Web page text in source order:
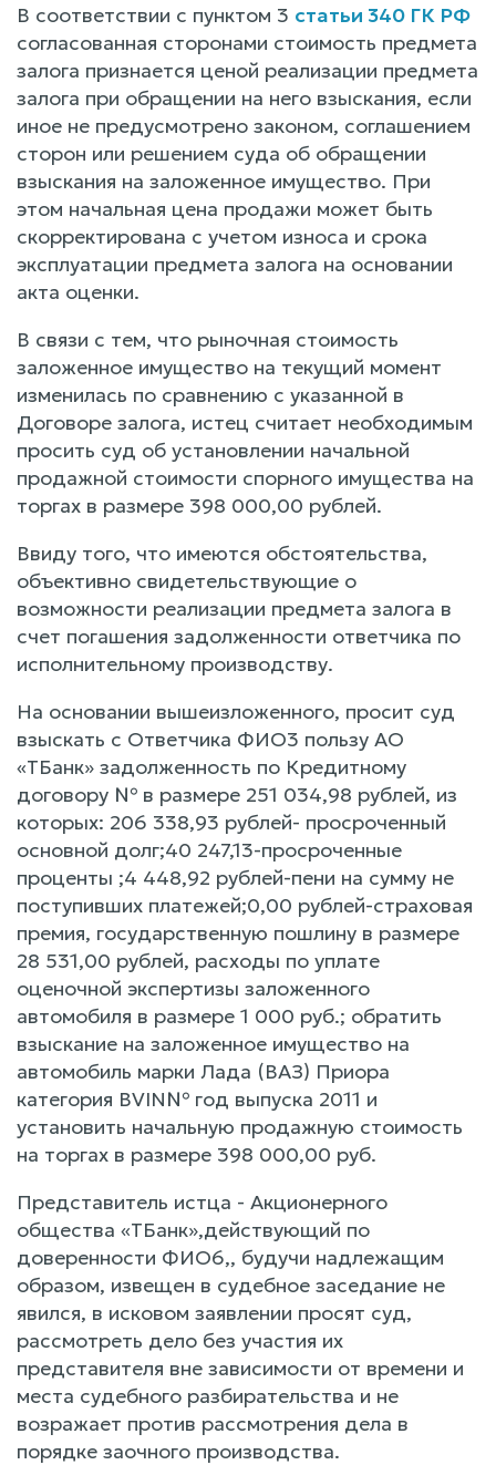
В соответствии с пунктом 3 статьи 340 ГК РФ
согласованная сторонами стоимость предмета
залога признается ценой реализации предмета
залога при обращении на него взыскания, если
иное не предусмотрено законом, соглашением
сторон или решением суда об обращении
взыскания на заложенное имущество. При
этом начальная цена продажи может быть
скорректирована с учетом износа и срока
эксплуатации предмета залога на основании
акта оценки.
В связи с тем, что рыночная стоимость
заложенное имущество на текущий момент
изменилась по сравнению с указанной в
Договоре залога, истец считает необходимым
просить суд об установлении начальной
продажной стоимости спорного имущества на
торгах в размере 398 000,00 рублей.
Ввиду того, что имеются обстоятельства,
объективно свидетельствующие о
возможности реализации предмета залога в
счет погашения задолженности ответчика по
исполнительному производству.
На основании вышеизложенного, просит суд
взыскать с Ответчика ФИО3 пользу АО
«ТБанк» задолженность по Кредитному
договору № в размере 251 034,98 рублей, из
которых: 206 338,93 рублей- просроченный
основной долг;40 247,13-просроченные
проценты ;4 448,92 рублей-пени на сумму не
поступивших платежей;0,00 рублей-страховая
премия, государственную пошлину в размере
28 531,00 рублей, расходы по уплате
оценочной экспертизы заложенного
автомобиля в размере 1 000 руб.; обратить
взыскание на заложенное имущество на
автомобиль марки Лада (ВАЗ) Приора
категория ВVIN№ год выпуска 2011 и
установить начальную продажную стоимость
на торгах в размере 398 000,00 руб.
Представитель истца - Акционерного
общества «ТБанк»,действующий по
доверенности ФИО6,, будучи надлежащим
образом, извещен в судебное заседание не
явился, в исковом заявлении просят суд,
рассмотреть дело без участия их
представителя вне зависимости от времени и
места судебного разбирательства и не
возражает против рассмотрения дела в
порядке заочного производства.